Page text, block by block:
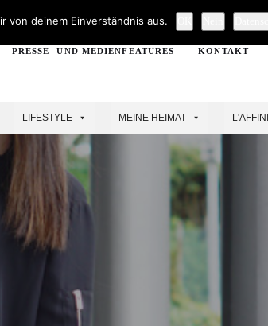
PRESSE- UND MEDIENFEATURES KONTAKT
LIFESTYLE MEINE HEIMAT
von deinem Einverständnis aus.